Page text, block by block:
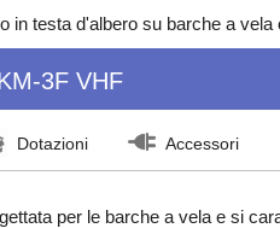
testa d'albero su barche a
3F VHF
Dotazioni Accessori
per le barche a vela e si